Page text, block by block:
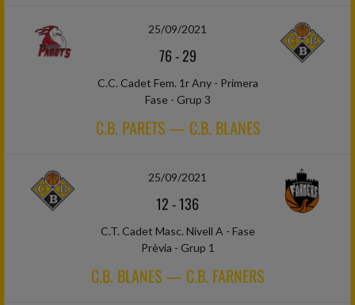
25/09/2021
76-29
C.C. Cadet Fem. 1r Any - Primera
Fase - Grup 3
C.B. PARETS — C.B. BLANES
25/09/2021
12-136
C.T. Cadet Masc. Nivell A - Fase
Prèvia - Grup 1
C.B. BLANES — C.B. FARNERS